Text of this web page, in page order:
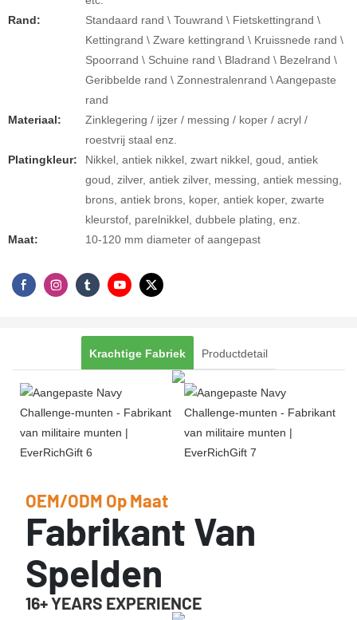
Rand:
Standaard rand \ Touwrand \ Fietskettingrand \
Kettingrand \ Zware kettingrand \ Kruissnede rand \
Spoorrand \ Schuine rand \ Bladrand \ Bezelrand \
Geribbelde rand \ Zonnestralenrand \ Aangepaste
rand
Materiaal:
Zinklegering / ijzer / messing / koper / acryl /
roestvrij staal enz.
Platingkleur:
Nikkel, antiek nikkel, zwart nikkel, goud, antiek
goud, zilver, antiek zilver, messing, antiek messing,
brons, antiek brons, koper, antiek koper, zwarte
kleurstof, parelnikkel, dubbele plating, enz.
Maat:
10-120 mm diameter of aangepast
Krachtige Fabriek Productdetail
OEM/ODM Op Maat
Fabrikant Van
Spelden
16+ YEARS EXPERIENCE